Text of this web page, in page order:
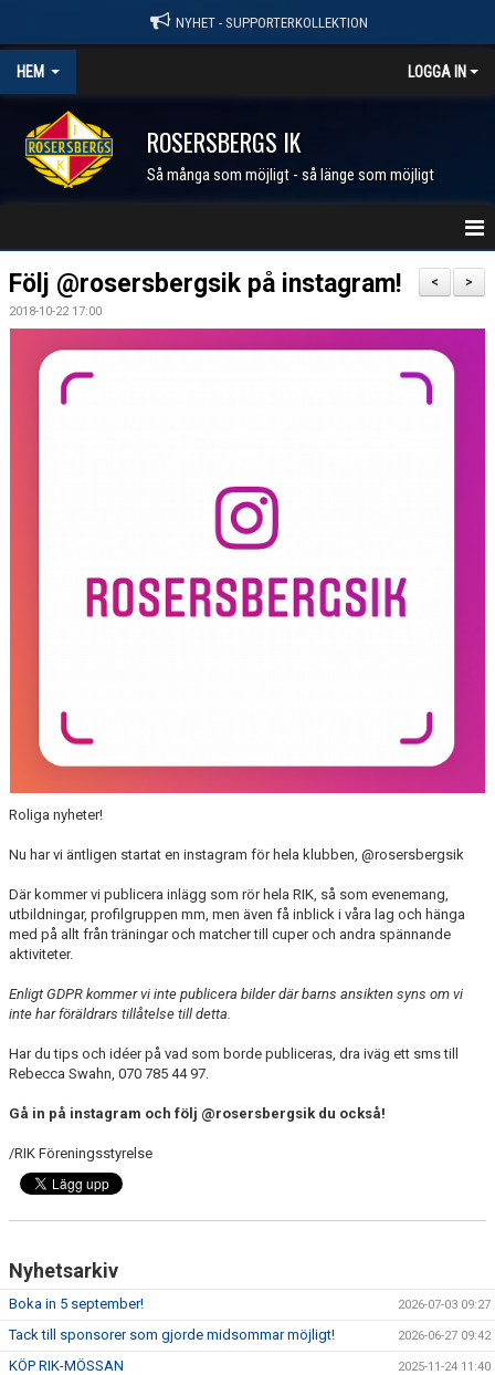
NYHET - SUPPORTERKOLLEKTION
HEM LOGGA IN
ROSERSBERGS IK
Så många som möjligt - så länge som möjligt
STARTSIDA
NYHETER
KALENDER
INFORMATION TILL LEDARE
>
<
Följ @rosersbergsik på instagram!
2018-10-22 17:00
Roliga nyheter!
Nu har vi äntligen startat en instagram för hela klubben, @rosersbergsik
Där kommer vi publicera inlägg som rör hela RIK, så som evenemang,
utbildningar, profilgruppen mm, men även få inblick i våra lag och hänga
med på allt från träningar och matcher till cuper och andra spännande
aktiviteter.
Enligt GDPR kommer vi inte publicera bilder där barns ansikten syns om vi
inte har föräldrars tillåtelse till detta.
Har du tips och idéer på vad som borde publiceras, dra iväg ett sms till
Rebecca Swahn, 070 785 44 97.
Gå in på instagram och följ @rosersbergsik du också!
/RIK Föreningsstyrelse
Nyhetsarkiv
Boka in 5 september! 2026-07-03 09:27
Tack till sponsorer som gjorde midsommar möjligt! 2026-06-27 09:42
KÖP RIK-MÖSSAN 2025-11-24 11:40